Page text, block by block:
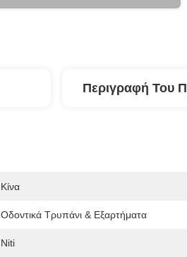
Περιγραφή Του
Κίνα
Οδοντικά Τρυπάνι & Εξαρτήματα
Niti